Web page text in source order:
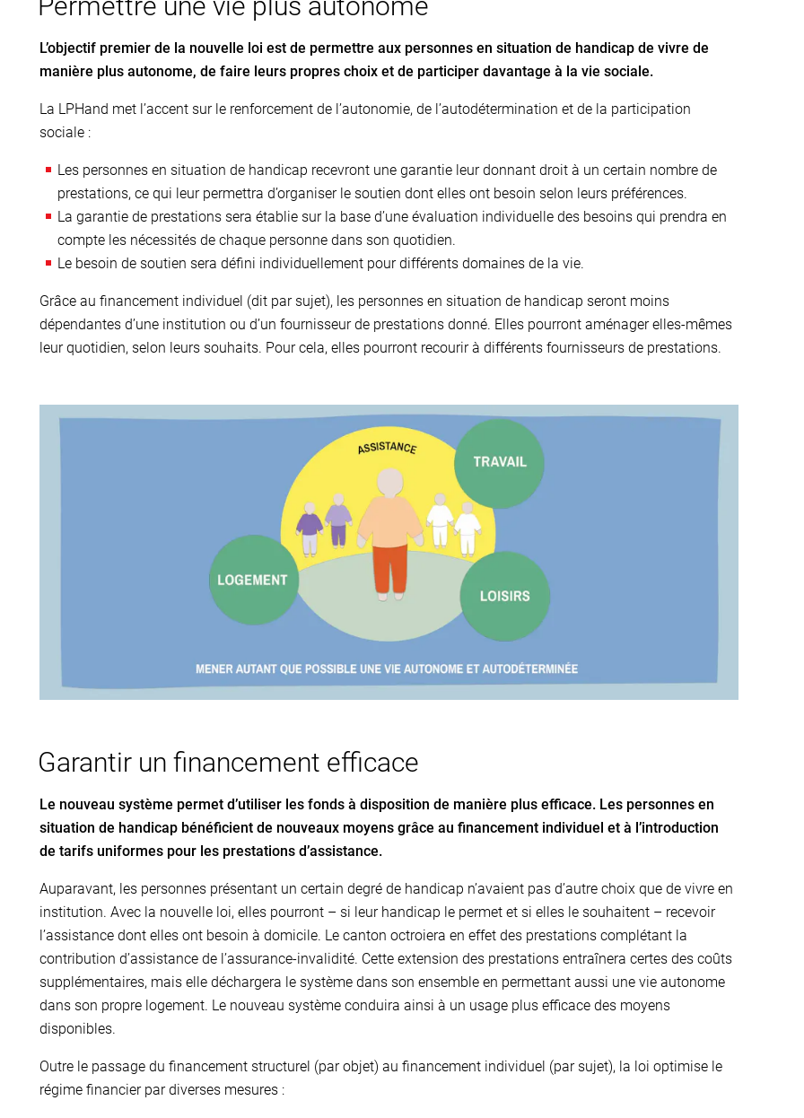
L’objectif premier de la nouvelle loi est de permettre aux personnes en situation de handicap de vivre de
manière plus autonome, de faire leurs propres choix et de participer davantage à la vie sociale.
La LPHand met l’accent sur le renforcement de l’autonomie, de l’autodétermination et de la participation
sociale :
Les personnes en situation de handicap recevront une garantie leur donnant droit à un certain nombre de
prestations, ce qui leur permettra d’organiser le soutien dont elles ont besoin selon leurs préférences.
La garantie de prestations sera établie sur la base d’une évaluation individuelle des besoins qui prendra en
compte les nécessités de chaque personne dans son quotidien.
Le besoin de soutien sera défini individuellement pour différents domaines de la vie.
Grâce au financement individuel (dit par sujet), les personnes en situation de handicap seront moins
dépendantes d’une institution ou d’un fournisseur de prestations donné. Elles pourront aménager elles-mêmes
leur quotidien, selon leurs souhaits. Pour cela, elles pourront recourir à différents fournisseurs de prestations.
Garantir un financement efficace
Le nouveau système permet d’utiliser les fonds à disposition de manière plus efficace. Les personnes en
situation de handicap bénéficient de nouveaux moyens grâce au financement individuel et à l’introduction
de tarifs uniformes pour les prestations d’assistance.
Auparavant, les personnes présentant un certain degré de handicap n’avaient pas d’autre choix que de vivre en
institution. Avec la nouvelle loi, elles pourront – si leur handicap le permet et si elles le souhaitent – recevoir
l’assistance dont elles ont besoin à domicile. Le canton octroiera en effet des prestations complétant la
contribution d’assistance de l’assurance-invalidité. Cette extension des prestations entraînera certes des coûts
supplémentaires, mais elle déchargera le système dans son ensemble en permettant aussi une vie autonome
dans son propre logement. Le nouveau système conduira ainsi à un usage plus efficace des moyens
disponibles.
Outre le passage du financement structurel (par objet) au financement individuel (par sujet), la loi optimise le
régime financier par diverses mesures :